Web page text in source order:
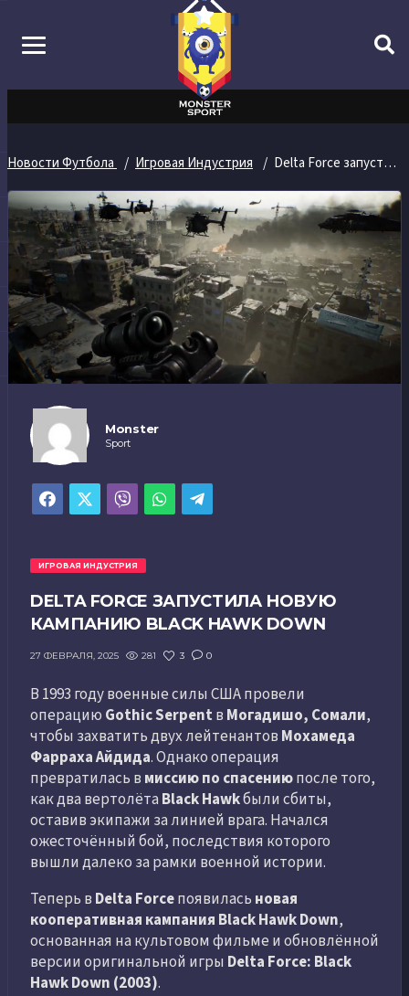
Новости Футбола Игровая Индустрия Delta Force запустила новую кампанию Black Hawk Down
Monster
Sport
ИГРОВАЯ ИНДУСТРИЯ
DELTA FORCE ЗАПУСТИЛА НОВУЮ
КАМПАНИЮ BLACK HAWK DOWN
27 ФЕВРАЛЯ, 2025 281 3 0
В 1993 году военные силы США провели
операцию Gothic Serpent в Могадишо, Сомали,
чтобы захватить двух лейтенантов Мохамеда
Фарраха Айдида. Однако операция
превратилась в миссию по спасениюпосле того,
как два вертолёта Black Hawkбыли сбиты,
оставив экипажи за линией врага. Начался
ожесточённый бой, последствия которого
вышли далеко за рамки военной истории.
Теперь в Delta Forceпоявилась новая
кооперативная кампания Black Hawk Down,
основанная на культовом фильме и обновлённой
версии оригинальной игры Delta Force: Black
Hawk Down (2003).